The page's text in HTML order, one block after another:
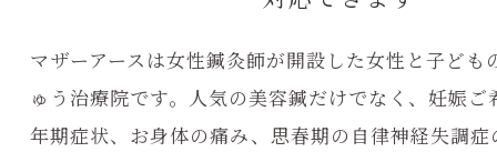
マザーアースは女性鍼灸師が開設した女性と子ども
ゅう治療院です。人気の美容鍼だけでなく、妊娠
年期症状、お身体の痛み、思春期の自律神経失調